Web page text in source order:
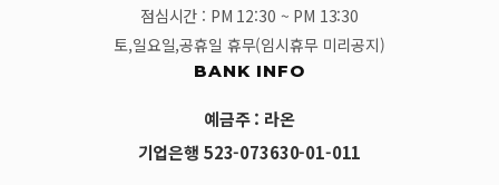
점심시간 : PM 12:30 ~ PM 13:30
토,일요일,공휴일 휴무(임시휴무 미리공지)
BANK INFO
예금주 : 라온
기업은행 523-073630-01-011